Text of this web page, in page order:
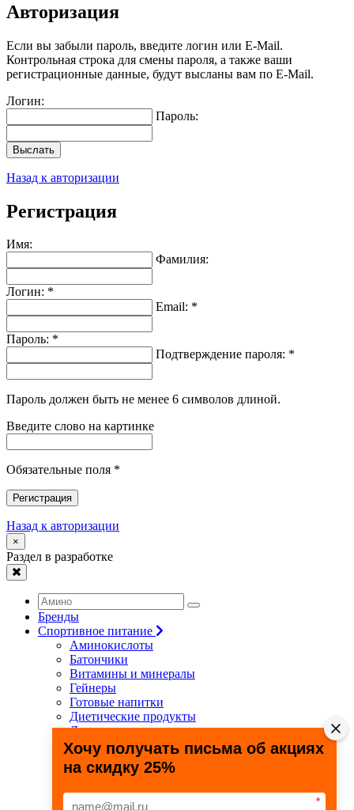
Авторизация
Если вы забыли пароль, введите логин или E-Mail.
Контрольная строка для смены пароля, а также ваши
регистрационные данные, будут высланы вам по E-Mail.
Логин:
Пароль:
Выслать
Назад к авторизации
Регистрация
Имя:
Фамилия:
Логин: *
Email: *
Пароль: *
Подтверждение пароля: *
Пароль должен быть не менее 6 символов длиной.
Введите слово на картинке
Обязательные поля *
Регистрация
Назад к авторизации
×
Раздел в разработке
Бренды
Спортивное питание
Аминокислоты
Батончики
Витамины и минералы
Гейнеры
Готовые напитки
Диетические продукты
Для связок и суставов
Жиросжигатели
Здоровье и долголетие
Креатин
Специальные препараты
Хочу получать письма об акциях
на скидку 25%
*